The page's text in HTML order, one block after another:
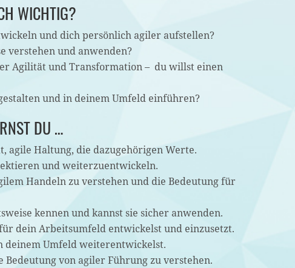
WICHTIG?
und dich persönlich agiler aufstellen?
verstehen und anwenden?
Agilität und Transformation – du willst einen
und in deinem Umfeld einführen?
DU …
agile Haltung, die dazugehörigen Werte.
und weiterzuentwickeln.
Handeln zu verstehen und die Bedeutung für
kennen und kannst sie sicher anwenden.
dein Arbeitsumfeld entwickelst und einzusetzt.
deinem Umfeld weiterentwickelst.
von agiler Führung zu verstehen.